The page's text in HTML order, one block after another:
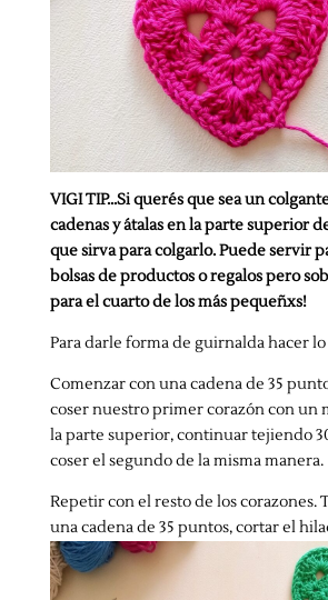
VIGI TIP…Si querés que sea un
cadenas y átalas en la parte superior
que sirva para colgarlo. Puede servir
bolsas de productos o regalos pero
para el cuarto de los más pequeñxs!
Para darle forma de guirnalda hacer
Comenzar con una cadena de 35
coser nuestro primer corazón con un
la parte superior, continuar tejiendo
coser el segundo de la misma manera.
Repetir con el resto de los corazones.
una cadena de 35 puntos, cortar el